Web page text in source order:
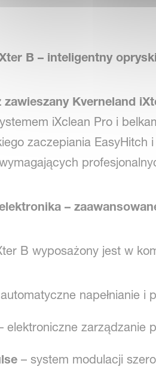
B – inteligentny
zawieszany Kverneland
iXclean Pro i
zaczepiania
–
B wyposażony jest w
napełnianie i
elektroniczne zarządzanie
– system modulacji